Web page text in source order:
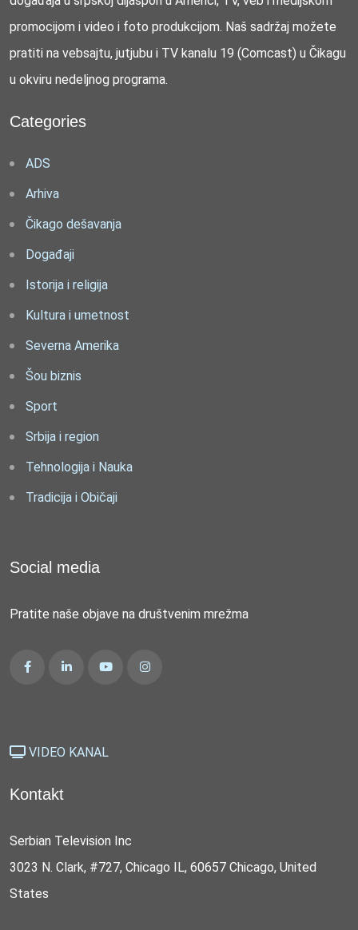
promocijom i video i foto produkcijom. Naš sadržaj možete
pratiti na vebsajtu, jutjubu i TV kanalu 19 (Comcast) u Čikagu
u okviru nedeljnog programa.
Categories
ADS
Arhiva
Čikago dešavanja
Događaji
Istorija i religija
Kultura i umetnost
Severna Amerika
Šou biznis
Sport
Srbija i region
Tehnologija i Nauka
Tradicija i Običaji
Social media
Pratite naše objave na društvenim mrežma
VIDEO KANAL
Kontakt
Serbian Television Inc
3023 N. Clark, #727, Chicago IL, 60657 Chicago, United
States